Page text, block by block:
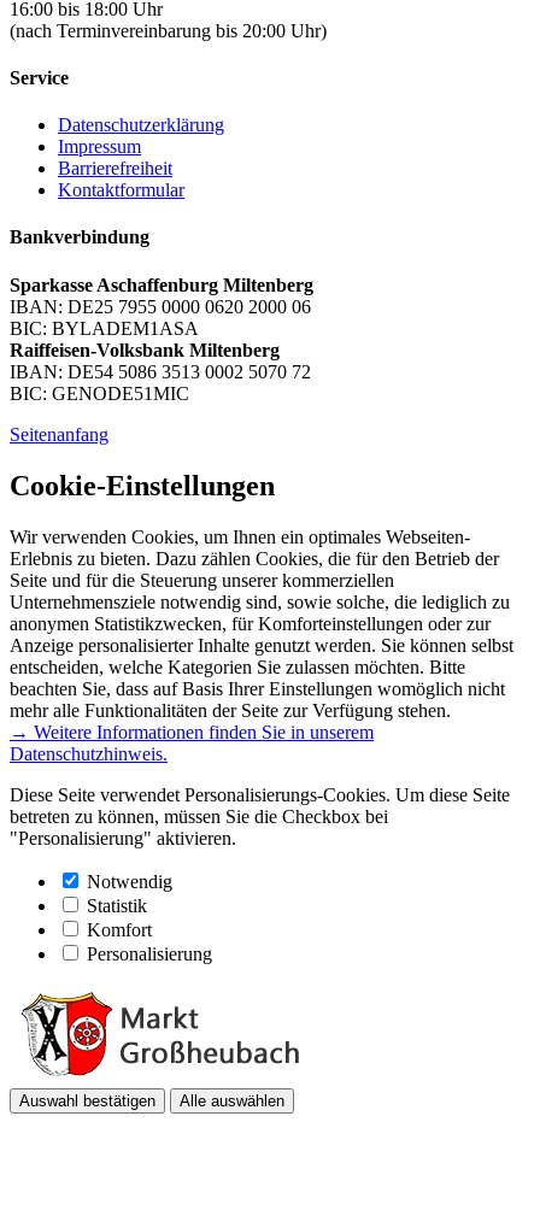
16:00 bis 18:00 Uhr
(nach Terminvereinbarung bis 20:00 Uhr)
Service
Datenschutzerklärung
Impressum
Barrierefreiheit
Kontaktformular
Bankverbindung
Sparkasse Aschaffenburg Miltenberg
IBAN: DE25 7955 0000 0620 2000 06
BIC: BYLADEM1ASA
Raiffeisen-Volksbank Miltenberg
IBAN: DE54 5086 3513 0002 5070 72
BIC: GENODE51MIC
Seitenanfang
Cookie-Einstellungen
Wir verwenden Cookies, um Ihnen ein optimales Webseiten-
Erlebnis zu bieten. Dazu zählen Cookies, die für den Betrieb der
Seite und für die Steuerung unserer kommerziellen
Unternehmensziele notwendig sind, sowie solche, die lediglich zu
anonymen Statistikzwecken, für Komforteinstellungen oder zur
Anzeige personalisierter Inhalte genutzt werden. Sie können selbst
entscheiden, welche Kategorien Sie zulassen möchten. Bitte
beachten Sie, dass auf Basis Ihrer Einstellungen womöglich nicht
mehr alle Funktionalitäten der Seite zur Verfügung stehen.
→ Weitere Informationen finden Sie in unserem
Datenschutzhinweis.
Diese Seite verwendet Personalisierungs-Cookies. Um diese Seite
betreten zu können, müssen Sie die Checkbox bei
"Personalisierung" aktivieren.
Notwendig
Statistik
Komfort
Personalisierung
Auswahl bestätigen Alle auswählen